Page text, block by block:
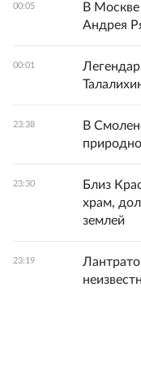
00:05
В Москве
Андрея
00:01
23:38
В
23:30
Близ
храм,
землей
23:19